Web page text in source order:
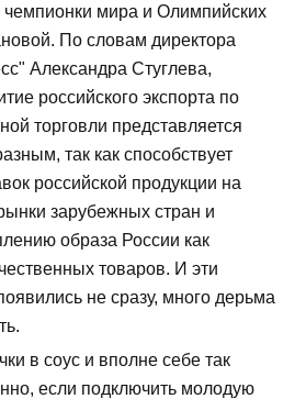
мира и Олимпийских
По словам директора
Александра Стуглева,
российского экспорта по
торговли представляется
так как способствует
российской продукции на
зарубежных стран и
образа России как
товаров. И эти
не сразу, много дерьма
в соус и вполне себе так
если подключить молодую